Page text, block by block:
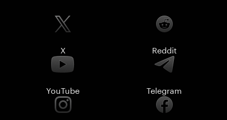
X Reddit
YouTube Telegram